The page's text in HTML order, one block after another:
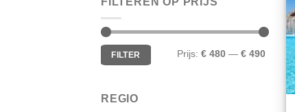
Min.
prijs
Max.
prijsFILTER Prijs: € 480 — € 490
REGIO